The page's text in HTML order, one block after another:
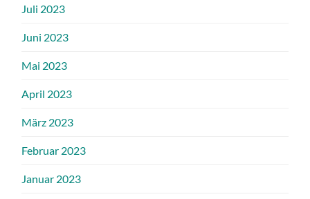
Juli 2023
Juni 2023
Mai 2023
April 2023
März 2023
Februar 2023
Januar 2023